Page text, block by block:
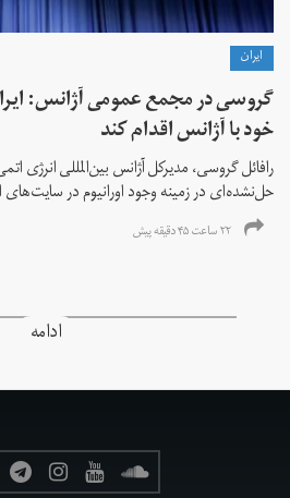
ايران
گروسی در مجمع عمومی آژانس:
خود با آژانس اقدام کند
رافائل گروسی، مدیرکل آژانس بین‌المللی انرژی
حل‌نشده‌ای در زمینه وجود اورانیوم در
۲۲ ساعت ۴۵ دقیقه پیش
ادامه